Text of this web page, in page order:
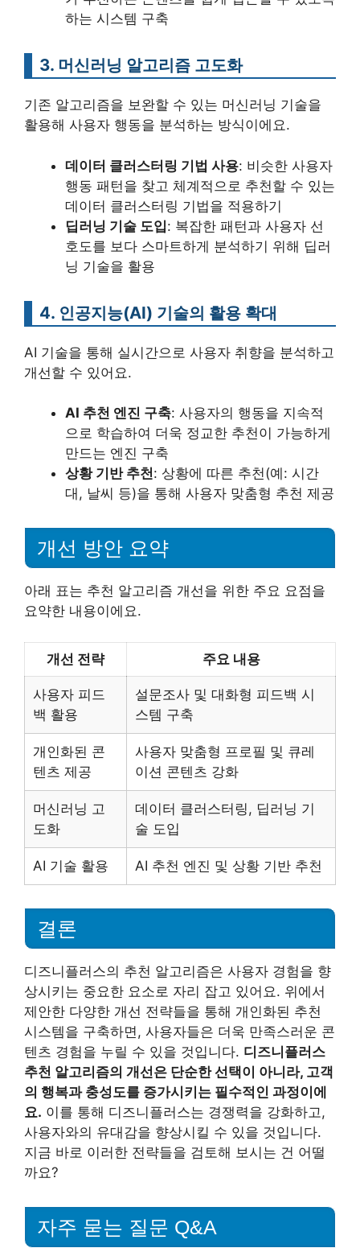
하는 시스템 구축
3. 머신러닝 알고리즘 고도화
기존 알고리즘을 보완할 수 있는 머신러닝 기술을
활용해 사용자 행동을 분석하는 방식이에요.
데이터 클러스터링 기법 사용: 비슷한 사용자
행동 패턴을 찾고 체계적으로 추천할 수 있는
데이터 클러스터링 기법을 적용하기
딥러닝 기술 도입: 복잡한 패턴과 사용자 선
호도를 보다 스마트하게 분석하기 위해 딥러
닝 기술을 활용
4. 인공지능(AI) 기술의 활용 확대
AI 기술을 통해 실시간으로 사용자 취향을 분석하고
개선할 수 있어요.
AI 추천 엔진 구축: 사용자의 행동을 지속적
으로 학습하여 더욱 정교한 추천이 가능하게
만드는 엔진 구축
상황 기반 추천: 상황에 따른 추천(예: 시간
대, 날씨 등)을 통해 사용자 맞춤형 추천 제공
개선 방안 요약
아래 표는 추천 알고리즘 개선을 위한 주요 요점을
요약한 내용이에요.
개선 전략 주요 내용
사용자 피드
백 활용
설문조사 및 대화형 피드백 시
스템 구축
개인화된 콘
텐츠 제공
사용자 맞춤형 프로필 및 큐레
이션 콘텐츠 강화
머신러닝 고
도화
데이터 클러스터링, 딥러닝 기
술 도입
AI 기술 활용 AI 추천 엔진 및 상황 기반 추천
결론
디즈니플러스의 추천 알고리즘은 사용자 경험을 향
상시키는 중요한 요소로 자리 잡고 있어요. 위에서
제안한 다양한 개선 전략들을 통해 개인화된 추천
시스템을 구축하면, 사용자들은 더욱 만족스러운 콘
텐츠 경험을 누릴 수 있을 것입니다. 디즈니플러스
추천 알고리즘의 개선은 단순한 선택이 아니라, 고객
의 행복과 충성도를 증가시키는 필수적인 과정이에
요. 이를 통해 디즈니플러스는 경쟁력을 강화하고,
사용자와의 유대감을 향상시킬 수 있을 것입니다.
지금 바로 이러한 전략들을 검토해 보시는 건 어떨
까요?
자주 묻는 질문 Q&A